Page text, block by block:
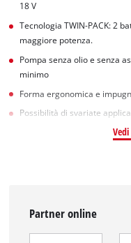
18 V
Tecnologia TWIN-PACK: 2
maggiore potenza.
Pompa senza olio e senza
minimo
Forma ergonomica e
Possibilità di svariate
Partner online